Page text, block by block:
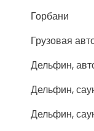
Горбани
Грузовая
Дельфин,
Дельфин,
Дельфин,